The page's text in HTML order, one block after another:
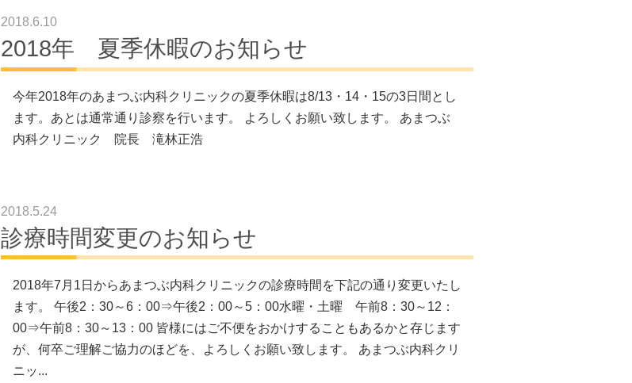
2018.6.10
2018年 夏季休暇のお知らせ
今年2018年のあまつぶ内科クリニックの夏季休暇は8/13・14・15の3日間とし
ます。あとは通常通り診察を行います。 よろしくお願い致します。 あまつぶ
内科クリニック 院長 滝林正浩
2018.5.24
診療時間変更のお知らせ
2018年7月1日からあまつぶ内科クリニックの診療時間を下記の通り変更いたし
ます。 午後2：30～6：00⇒午後2：00～5：00水曜・土曜 午前8：30～12：
00⇒午前8：30～13：00 皆様にはご不便をおかけすることもあるかと存じます
が、何卒ご理解ご協力のほどを、よろしくお願い致します。 あまつぶ内科クリ
ニッ...